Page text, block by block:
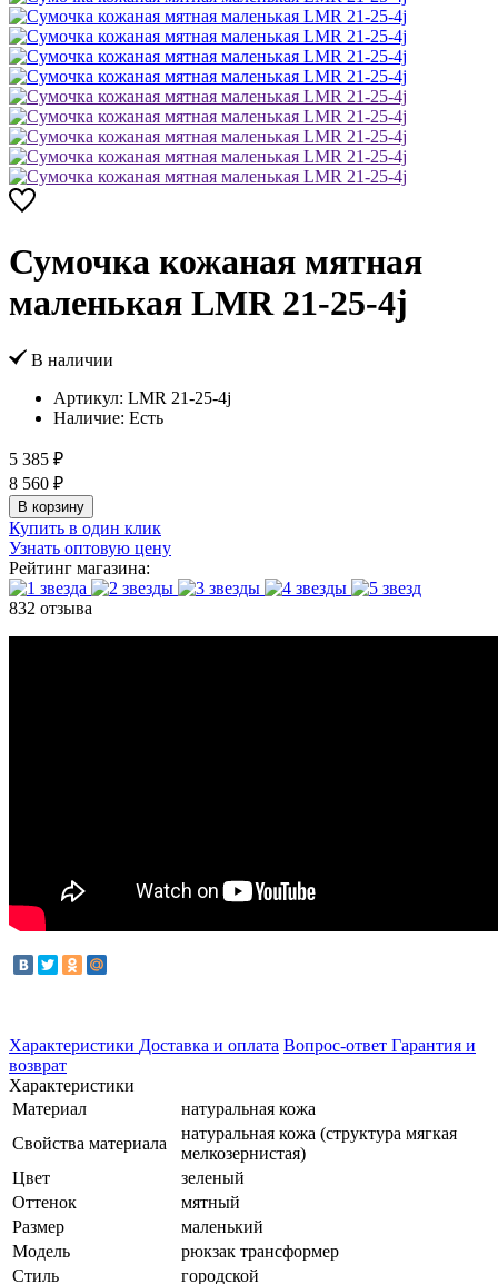
Сумочка кожаная мятная
маленькая LMR 21-25-4j
В наличии
Артикул: LMR 21-25-4j
Наличие: Есть
5 385 ₽
8 560 ₽
В корзину
Купить в один клик
Узнать оптовую цену
Рейтинг магазина:
832 отзыва
Характеристики Доставка и оплата Вопрос-ответ Гарантия и
возврат
Характеристики
Материал
натуральная кожа
Свойства материала
натуральная кожа (структура мягкая
мелкозернистая)
Цвет
зеленый
Оттенок
мятный
Размер
маленький
Модель
рюкзак трансформер
Стиль
городской